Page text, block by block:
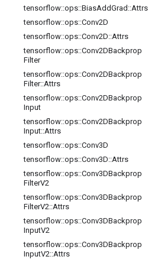
tensorflow::ops::BiasAddGrad ::Attrs
tensorflow::ops::Conv2D
tensorflow::ops::Conv2D::Attrs
tensorflow::ops::Conv2DBackprop
Filter
tensorflow::ops::Conv2DBackprop
Filter::Attrs
tensorflow::ops::Conv2DBackprop
Input
tensorflow::ops::Conv2DBackprop
Input::Attrs
tensorflow::ops::Conv3D
tensorflow::ops::Conv3D::Attrs
tensorflow::ops::Conv3DBackprop
FilterV2
tensorflow::ops::Conv3DBackprop
FilterV2::Attrs
tensorflow::ops::Conv3DBackprop
InputV2
tensorflow::ops::Conv3DBackprop
InputV2::Attrs